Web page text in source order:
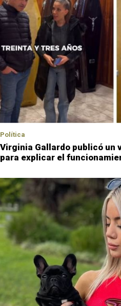
Política
Virginia Gallardo publicó un
para explicar el